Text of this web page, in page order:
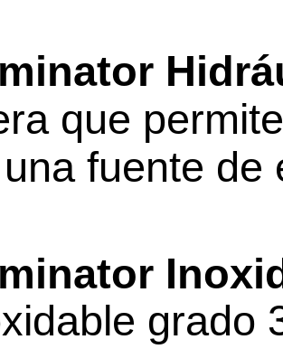
que
fuente de
grado